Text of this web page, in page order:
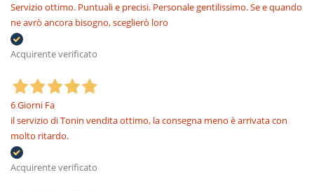
Servizio ottimo. Puntuali e precisi. Personale gentilissimo. Se e quando
ne avrò ancora bisogno, sceglierò loro
Acquirente verificato
6 Giorni Fa
il servizio di Tonin vendita ottimo, la consegna meno è arrivata con
molto ritardo.
Acquirente verificato